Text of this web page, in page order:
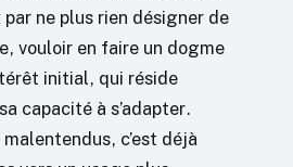
ne plus rien désigner de
vouloir en faire un dogme
initial, qui réside
capacité à s’adapter.
c’est déjà